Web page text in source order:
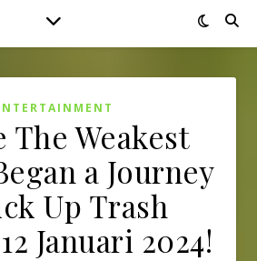
The Weakest
a Journey
Up Trash
Januari 2024!